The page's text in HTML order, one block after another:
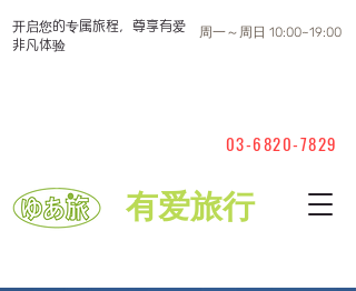
有爱旅行
开启您的专属旅程，尊享有爱
非凡体验
周一～周日 10:00~19:00
03-6820-7829